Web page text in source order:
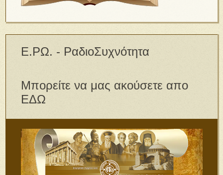
Ε.ΡΩ. - ΡαδιοΣυχνότητα
Μπορείτε να μας ακούσετε απο
ΕΔΩ